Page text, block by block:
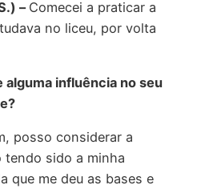
– Comecei a praticar a
no liceu, por volta
alguma influência no seu
posso considerar a
tendo sido a minha
que me deu as bases e